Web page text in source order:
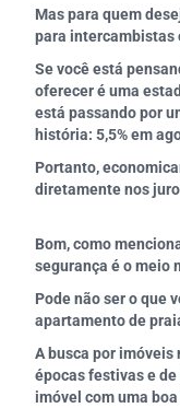
Mas para quem
para intercambistas
Se você está
oferecer é uma
está passando por
história: 5,5% em
Portanto,
diretamente nos
Bom, como
segurança é o meio
Pode não ser o que
apartamento de
A busca por imóveis
épocas festivas e
imóvel com uma